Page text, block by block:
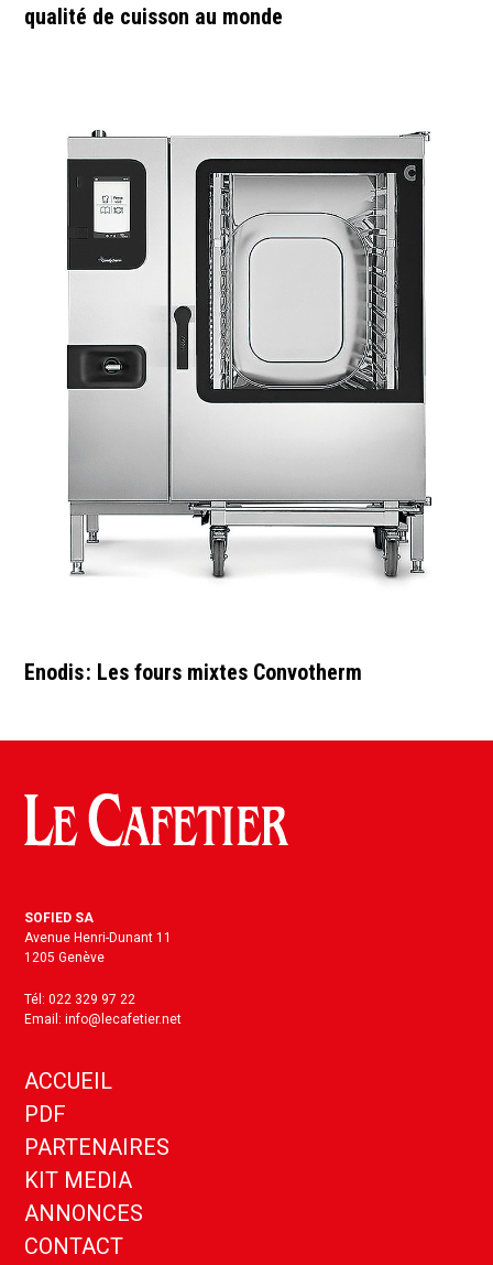
qualité de cuisson au monde
Enodis : Les fours mixtes Convotherm
SOFIED SA
Avenue Henri-Dunant 11
1205 Genève
Tél: 022 329 97 22
Email: info@lecafetier.net
ACCUEIL
PDF
PARTENAIRES
KIT MEDIA
ANNONCES
CONTACT